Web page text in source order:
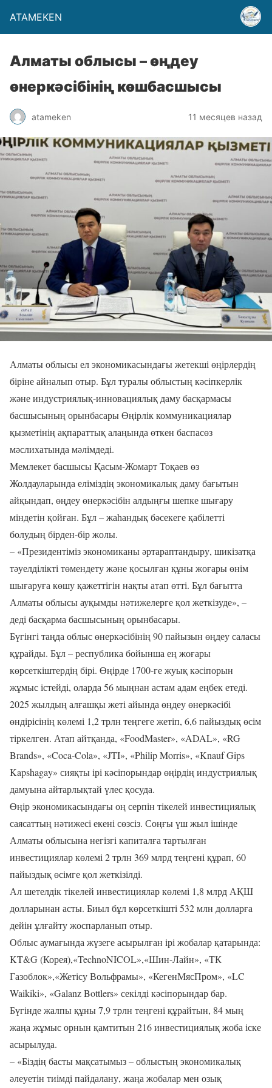
ATAMEKEN
Алматы облысы – өңдеу
өнеркәсібінің көшбасшысы
atameken 11 месяцев назад
Алматы облысы ел экономикасындағы жетекші өңірлердің
біріне айналып отыр. Бұл туралы облыстың кәсіпкерлік
және индустриялық-инновациялық даму басқармасы
басшысының орынбасары Өңірлік коммуникациялар
қызметінің ақпараттық алаңында өткен баспасөз
мәслихатында мәлімдеді.
Мемлекет басшысы Қасым-Жомарт Тоқаев өз
Жолдауларында еліміздің экономикалық даму бағытын
айқындап, өңдеу өнеркәсібін алдыңғы шепке шығару
міндетін қойған. Бұл – жаһандық бәсекеге қабілетті
болудың бірден-бір жолы.
– «Президентіміз экономиканы әртараптандыру, шикізатқа
тәуелділікті төмендету және қосылған құны жоғары өнім
шығаруға көшу қажеттігін нақты атап өтті. Бұл бағытта
Алматы облысы ауқымды нәтижелерге қол жеткізуде», –
деді басқарма басшысының орынбасары.
Бүгінгі таңда облыс өнеркәсібінің 90 пайызын өңдеу саласы
құрайды. Бұл – республика бойынша ең жоғары
көрсеткіштердің бірі. Өңірде 1700-ге жуық кәсіпорын
жұмыс істейді, оларда 56 мыңнан астам адам еңбек етеді.
2025 жылдың алғашқы жеті айында өңдеу өнеркәсібі
өндірісінің көлемі 1,2 трлн теңгеге жетіп, 6,6 пайыздық өсім
тіркелген. Атап айтқанда, «FoodMaster», «ADAL», «RG
Brands», «Coca-Cola», «JTI», «Philip Morris», «Knauf Gips
Kapshagay» сияқты ірі кәсіпорындар өңірдің индустриялық
дамуына айтарлықтай үлес қосуда.
Өңір экономикасындағы оң серпін тікелей инвестициялық
саясаттың нәтижесі екені сөзсіз. Соңғы үш жыл ішінде
Алматы облысына негізгі капиталға тартылған
инвестициялар көлемі 2 трлн 369 млрд теңгені құрап, 60
пайыздық өсімге қол жеткізілді.
Ал шетелдік тікелей инвестициялар көлемі 1,8 млрд АҚШ
долларынан асты. Биыл бұл көрсеткішті 532 млн долларға
дейін ұлғайту жоспарланып отыр.
Облыс аумағында жүзеге асырылған ірі жобалар қатарында:
KT&G (Корея),«TechnoNICOL»,«Шин-Лайн», «ТК
Газоблок»,«Жетісу Вольфрамы», «КегенМясПром», «LC
Waikiki», «Galanz Bottlers» секілді кәсіпорындар бар.
Бүгінде жалпы құны 7,9 трлн теңгені құрайтын, 84 мың
жаңа жұмыс орнын қамтитын 216 инвестициялық жоба іске
асырылуда.
– «Біздің басты мақсатымыз – облыстың экономикалық
әлеуетін тиімді пайдалану, жаңа жобалар мен озық